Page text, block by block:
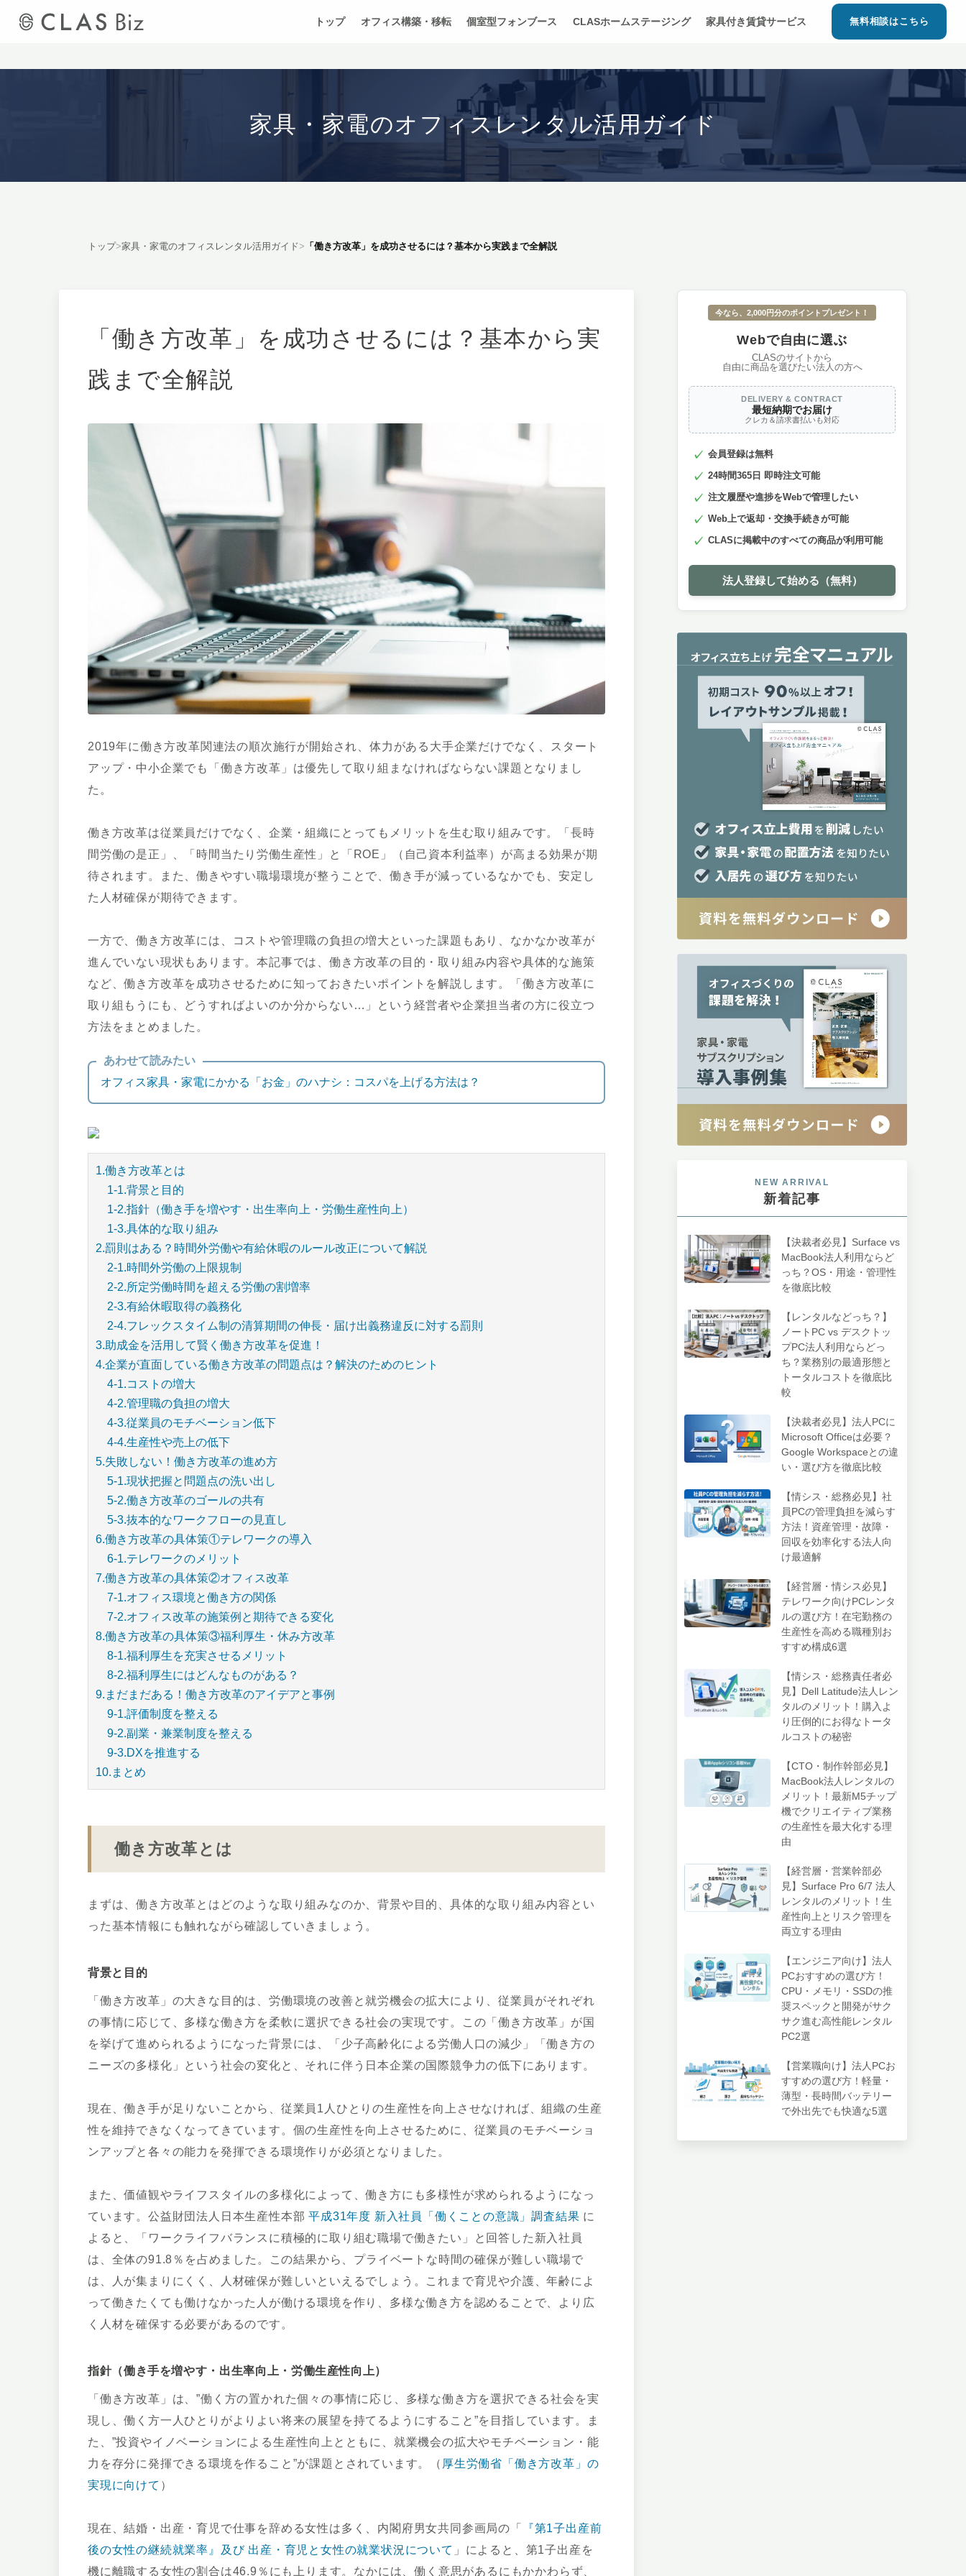
トップ オフィス構築・移転 個室型フォンブース CLASホームステージング 家具付き賃貸サービス 無料相談はこちら
家具・家電のオフィスレンタル活用ガイド
トップ>家具・家電のオフィスレンタル活用ガイド> 「働き方改革」を成功させるには？基本から実践まで全解説
「働き方改革」を成功させるには？基本から実
践まで全解説
2019年に働き方改革関連法の順次施行が開始され、体力がある大手企業だけでなく、スタート
アップ・中小企業でも「働き方改革」は優先して取り組まなければならない課題となりまし
た。
働き方改革は従業員だけでなく、企業・組織にとってもメリットを生む取り組みです。「長時
間労働の是正」、「時間当たり労働生産性」と「ROE」（自己資本利益率）が高まる効果が期
待されます。また、働きやすい職場環境が整うことで、働き手が減っているなかでも、安定し
た人材確保が期待できます。
一方で、働き方改革には、コストや管理職の負担の増大といった課題もあり、なかなか改革が
進んでいない現状もあります。本記事では、働き方改革の目的・取り組み内容や具体的な施策
など、働き方改革を成功させるために知っておきたいポイントを解説します。「働き方改革に
取り組もうにも、どうすればよいのか分からない…」という経営者や企業担当者の方に役立つ
方法をまとめました。
あわせて読みたい
オフィス家具・家電にかかる「お金」のハナシ：コスパを上げる方法は？
1.働き方改革とは
1-1.背景と目的
1-2.指針（働き手を増やす・出生率向上・労働生産性向上）
1-3.具体的な取り組み
2.罰則はある？時間外労働や有給休暇のルール改正について解説
2-1.時間外労働の上限規制
2-2.所定労働時間を超える労働の割増率
2-3.有給休暇取得の義務化
2-4.フレックスタイム制の清算期間の伸長・届け出義務違反に対する罰則
3.助成金を活用して賢く働き方改革を促進！
4.企業が直面している働き方改革の問題点は？解決のためのヒント
4-1.コストの増大
4-2.管理職の負担の増大
4-3.従業員のモチベーション低下
4-4.生産性や売上の低下
5.失敗しない！働き方改革の進め方
5-1.現状把握と問題点の洗い出し
5-2.働き方改革のゴールの共有
5-3.抜本的なワークフローの見直し
6.働き方改革の具体策①テレワークの導入
6-1.テレワークのメリット
7.働き方改革の具体策②オフィス改革
7-1.オフィス環境と働き方の関係
7-2.オフィス改革の施策例と期待できる変化
8.働き方改革の具体策③福利厚生・休み方改革
8-1.福利厚生を充実させるメリット
8-2.福利厚生にはどんなものがある？
9.まだまだある！働き方改革のアイデアと事例
9-1.評価制度を整える
9-2.副業・兼業制度を整える
9-3.DXを推進する
10.まとめ
働き方改革とは
まずは、働き方改革とはどのような取り組みなのか、背景や目的、具体的な取り組み内容とい
った基本情報にも触れながら確認していきましょう。
背景と目的
「働き方改革」の大きな目的は、労働環境の改善と就労機会の拡大により、従業員がそれぞれ
の事情に応じて、多様な働き方を柔軟に選択できる社会の実現です。この「働き方改革」が国
を挙げて進められるようになった背景には、「少子高齢化による労働人口の減少」「働き方の
ニーズの多様化」という社会の変化と、それに伴う日本企業の国際競争力の低下にあります。
現在、働き手が足りないことから、従業員1人ひとりの生産性を向上させなければ、組織の生産
性を維持できなくなってきています。個の生産性を向上させるために、従業員のモチベーショ
ンアップと各々の能力を発揮できる環境作りが必須となりました。
また、価値観やライフスタイルの多様化によって、働き方にも多様性が求められるようになっ
ています。公益財団法人日本生産性本部平成31年度 新入社員「働くことの意識」調査結果 に
よると、「ワークライフバランスに積極的に取り組む職場で働きたい」と回答した新入社員
は、全体の91.8％を占めました。この結果から、プライベートな時間の確保が難しい職場で
は、人が集まりにくく、人材確保が難しいといえるでしょう。これまで育児や介護、年齢によ
って働きたくても働けなかった人が働ける環境を作り、多様な働き方を認めることで、より広
く人材を確保する必要があるのです。
指針（働き手を増やす・出生率向上・労働生産性向上）
「働き方改革」は、”働く方の置かれた個々の事情に応じ、多様な働き方を選択できる社会を実
現し、働く方一人ひとりがよりよい将来の展望を持てるようにすること”を目指しています。ま
た、”投資やイノベーションによる生産性向上とともに、就業機会の拡大やモチベーション・能
力を存分に発揮できる環境を作ること”が課題とされています。（ 厚生労働省「働き方改革」の
実現に向けて ）
現在、結婚・出産・育児で仕事を辞める女性は多く、内閣府男女共同参画局の「
『第1子出産前
後の女性の継続就業率』及び 出産・育児と女性の就業状況について 」によると、第1子出産を
機に離職する女性の割合は46.9％にも上ります。なかには、働く意思があるにもかかわらず、
今なら、2,000円分のポイントプレゼント！
Webで自由に選ぶ
CLASのサイトから
自由に商品を選びたい法人の方へ
DELIVERY & CONTRACT
最短納期でお届け
クレカ＆請求書払いも対応
会員登録は無料
24時間365日 即時注文可能
注文履歴や進捗をWebで管理したい
Web上で返却・交換手続きが可能
CLASに掲載中のすべての商品が利用可能
法人登録して始める（無料）
NEW ARRIVAL
新着記事
【決裁者必見】Surface vs
MacBook法人利用ならど
っち？OS・用途・管理性
を徹底比較
【レンタルなどっち？】
ノートPC vs デスクトッ
プPC法人利用ならどっ
ち？業務別の最適形態と
トータルコストを徹底比
較
【決裁者必見】法人PCに
Microsoft Officeは必要？
Google Workspaceとの違
い・選び方を徹底比較
【情シス・総務必見】社
員PCの管理負担を減らす
方法！資産管理・故障・
回収を効率化する法人向
け最適解
【経営層・情シス必見】
テレワーク向けPCレンタ
ルの選び方！在宅勤務の
生産性を高める職種別お
すすめ構成6選
【情シス・総務責任者必
見】Dell Latitude法人レン
タルのメリット！購入よ
り圧倒的にお得なトータ
ルコストの秘密
【CTO・制作幹部必見】
MacBook法人レンタルの
メリット！最新M5チップ
機でクリエイティブ業務
の生産性を最大化する理
由
【経営層・営業幹部必
見】Surface Pro 6/7 法人
レンタルのメリット！生
産性向上とリスク管理を
両立する理由
【エンジニア向け】法人
PCおすすめの選び方！
CPU・メモリ・SSDの推
奨スペックと開発がサク
サク進む高性能レンタル
PC2選
【営業職向け】法人PCお
すすめの選び方！軽量・
薄型・長時間バッテリー
で外出先でも快適な5選